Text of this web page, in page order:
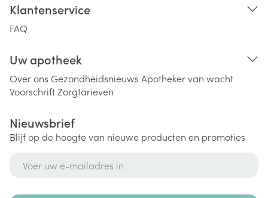
Klantenservice
FAQ
Uw apotheek
Over ons Gezondheidsnieuws Apotheker van wacht
VoorschriftZorgtarieven
Nieuwsbrief
Blijf op de hoogte van nieuwe producten en promoties